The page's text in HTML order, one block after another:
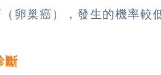
卵巢癌），發生的機率較
斷